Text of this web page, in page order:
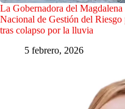
La Gobernadora del
Nacional de Gestión del
tras colapso por la lluvia
5 febrero, 2026